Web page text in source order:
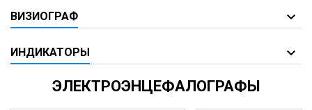
ВИЗИОГРАФ
ИНДИКАТОРЫ
ЭЛЕКТРОЭНЦЕФАЛОГРАФЫ